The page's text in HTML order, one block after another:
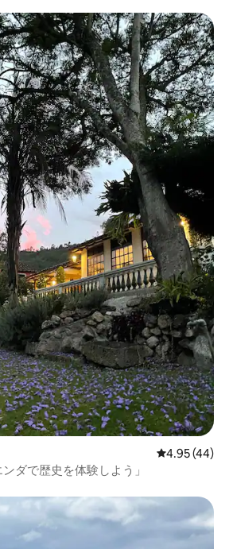
レビュー44
4.95 (44)
ダで歴史を体験しよう」